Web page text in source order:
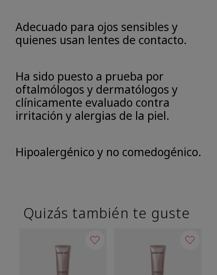
Adecuado para ojos sensibles y
quienes usan lentes de contacto.
Ha sido puesto a prueba por
oftalmólogos y dermatólogos y
clínicamente evaluado contra
irritación y alergias de la piel.
Hipoalergénico y no comedogénico.
Quizás también te guste